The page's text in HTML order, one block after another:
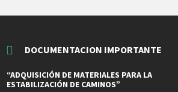
DOCUMENTACION IMPORTANTE
“ADQUISICIÓN DE MATERIALES PARA LA
ESTABILIZACIÓN DE CAMINOS”